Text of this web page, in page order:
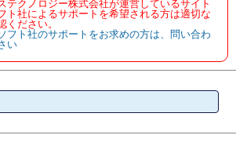
テクノロジー株式会社が運営しているサイト
ト社によるサポートを希望される方は適切な
ください。
フト社のサポートをお求めの方は、問い合わ
い